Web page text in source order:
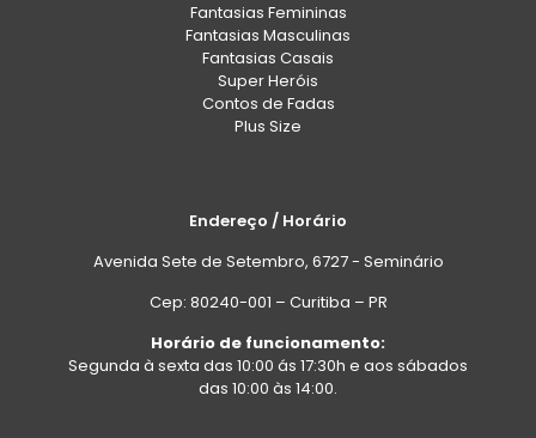
Fantasias Femininas
Fantasias Masculinas
Fantasias Casais
Super Heróis
Contos de Fadas
Plus Size
Endereço / Horário
Avenida Sete de Setembro, 6727 - Seminário
Cep: 80240-001 – Curitiba – PR
Horário de funcionamento:
Segunda à sexta das 10:00 ás 17:30h e aos sábados
das 10:00 às 14:00.